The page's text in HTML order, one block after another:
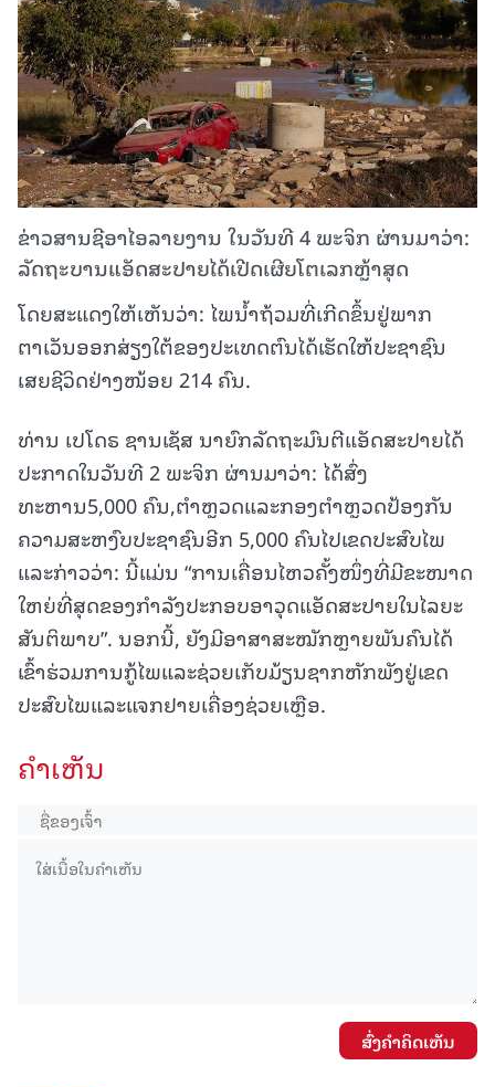
ຂ່າວສານຊີອາໄອລາຍງານ ໃນວັນທີ 4 ພະຈິກ ຜ່ານມາວ່າ:
ລັດຖະບານແອັດສະປາຍໄດ້ເປີດເຜີຍໂຕເລກຫຼ້າສຸດ
ໂດຍສະແດງໃຫ້ເຫັນວ່າ: ໄພນ້ຳຖ້ວມທີ່ເກີດຂຶ້ນຢູ່ພາກ
ຕາເວັນອອກສ່ຽງໃຕ້ຂອງປະເທດຕົນໄດ້ເຮັດໃຫ້ປະຊາຊົນ
ເສຍຊີວິດຢ່າງໜ້ອຍ 214 ຄົນ.
ທ່ານ ເປໂດຣ ຊານເຊັສ ນາຍົກລັດຖະມົນຕີແອັດສະປາຍໄດ້
ປະກາດໃນວັນທີ 2 ພະຈິກ ຜ່ານມາວ່າ: ໄດ້ສົ່ງ
ທະຫານ5,000 ຄົນ,ຕຳຫຼວດແລະກອງຕຳຫຼວດປ້ອງກັນ
ຄວາມສະຫງົບປະຊາຊົນອີກ 5,000 ຄົນໄປເຂດປະສົບໄພ
ແລະກ່າວວ່າ: ນີ້ແມ່ນ “ການເຄື່ອນໄຫວຄັ້ງໜຶ່ງທີ່ມີຂະໜາດ
ໃຫຍ່ທີ່ສຸດຂອງກຳລັງປະກອບອາວຸດແອັດສະປາຍໃນໄລຍະ
ສັນຕິພາບ”. ນອກນີ້, ຍັງມີອາສາສະໝັກຫຼາຍພັນຄົນໄດ້
ເຂົ້າຮ່ວມການກູ້ໄພແລະຊ່ວຍເກັບມ້ຽນຊາກຫັກພັງຢູ່ເຂດ
ປະສົບໄພແລະແຈກຢາຍເຄື່ອງຊ່ວຍເຫຼືອ.
ຄໍາເຫັນ
ສົ່ງຄໍາຄິດເຫັນ